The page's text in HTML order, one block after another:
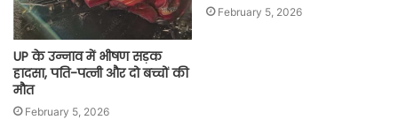
UP के उन्नाव में भीषण सड़क
हादसा, पति-पत्नी और दो बच्चों की
मौत
February 5, 2026
February 5, 2026